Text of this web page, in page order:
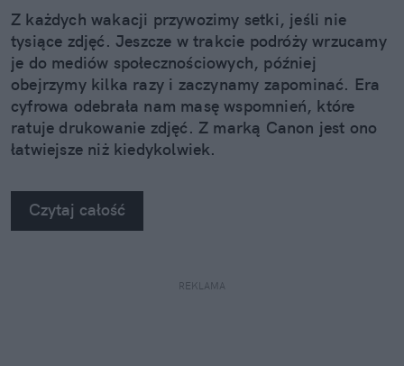
Z każdych wakacji przywozimy setki, jeśli nie
tysiące zdjęć. Jeszcze w trakcie podróży wrzucamy
je do mediów społecznościowych, później
obejrzymy kilka razy i zaczynamy zapominać. Era
cyfrowa odebrała nam masę wspomnień, które
ratuje drukowanie zdjęć. Z marką Canon jest ono
łatwiejsze niż kiedykolwiek.
Czytaj całość
REKLAMA